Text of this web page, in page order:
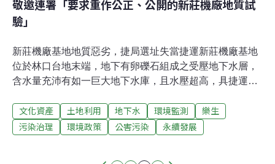
敬邀連署「要求重作公正、公開的新莊機廠地質試
驗」
新莊機廠基地地質惡劣，捷局選址失當捷運新莊機廠基地
位於林口台地末端，地下有卵礫石組成之受壓地下水層，
含水量充沛有如一巨大地下水庫，且水壓超高，具捷運局
面10~20餘公尺，相當於八層樓的高度。同時基地下方有
新莊斷層通過，地質屬於開挖解壓、遇水即容易弱化的斷
文化資產 土地利用 地下水 環境監測
樂生
污染治理
環境政策 公害污染 永續發展